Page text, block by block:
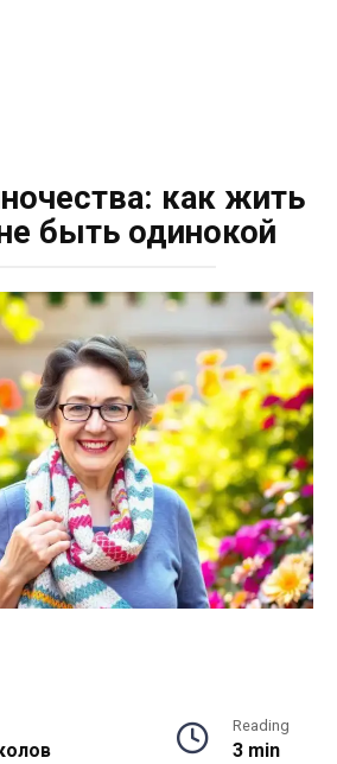
как жить
быть одинокой
Reading
3 min